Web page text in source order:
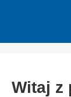
Witaj z